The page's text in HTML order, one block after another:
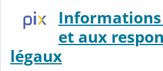
Informations
et aux
légaux